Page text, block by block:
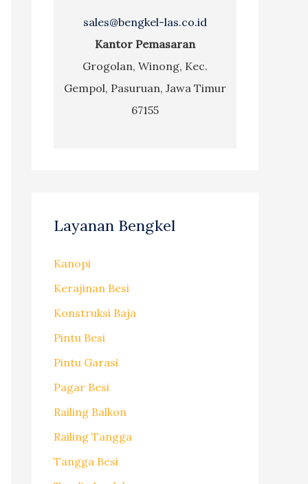
sales@bengkel-las.co.id
Kantor Pemasaran
Grogolan, Winong, Kec.
Gempol, Pasuruan, Jawa Timur
67155
Layanan Bengkel
Kanopi
Kerajinan Besi
Konstruksi Baja
Pintu Besi
Pintu Garasi
Pagar Besi
Railing Balkon
Railing Tangga
Tangga Besi